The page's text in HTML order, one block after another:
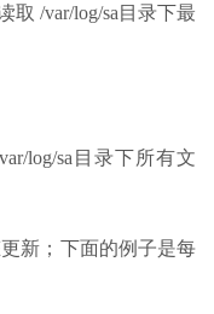
取 /var/log/sa目录下最
log/sa目录下所有文
新；下面的例子是每